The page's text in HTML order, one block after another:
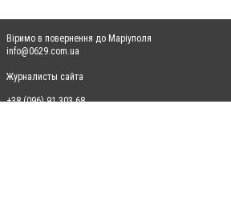
Віримо в повернення до Маріуполя
info@0629.com.ua
Журналисты сайта
+38 (096) 91 303 68